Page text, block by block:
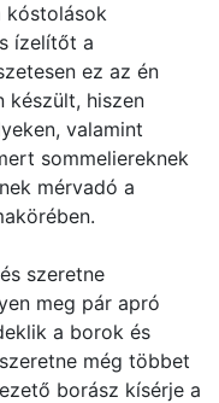
kóstolások
ízelítőt a
ez az én
készült, hiszen
valamint
sommeliereknek
mérvadó a
szeretne
meg pár apró
a borok és
még többet
borász kísérje a